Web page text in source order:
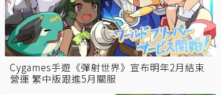
Cygames手遊《彈射世界》宣布明年2月結束
營運 繁中版跟進5月關服